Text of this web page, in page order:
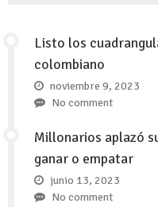
Listo los
colombiano
noviembre 9, 2023
No comment
Millonarios aplazó
ganar o empatar
junio 13, 2023
No comment